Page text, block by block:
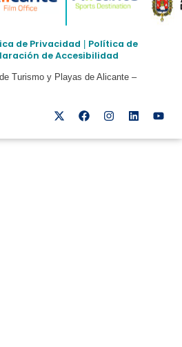
de Privacidad
Política de
de Accesibilidad
Turismo y Playas de Alicante –